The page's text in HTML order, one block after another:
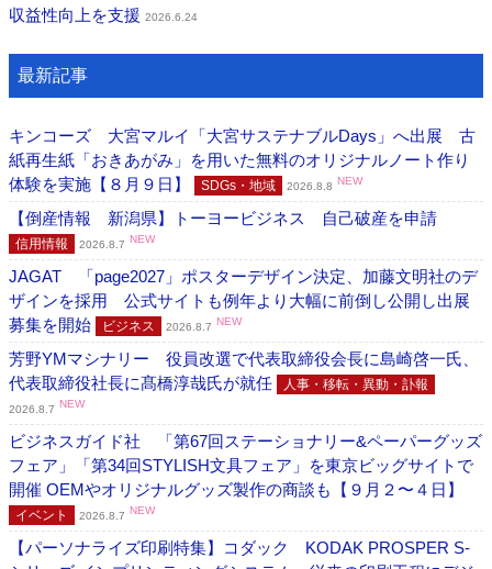
収益性向上を支援 2026.6.24
最新記事
キンコーズ 大宮マルイ「大宮サステナブルDays」へ出展 古
紙再生紙「おきあがみ」を用いた無料のオリジナルノート作り
体験を実施【８月９日】
SDGs・地域 2026.8.8 NEW
【倒産情報 新潟県】トーヨービジネス 自己破産を申請
信用情報 2026.8.7 NEW
JAGAT 「page2027」ポスターデザイン決定、加藤文明社のデ
ザインを採用 公式サイトも例年より大幅に前倒し公開し出展
募集を開始
ビジネス 2026.8.7 NEW
芳野YMマシナリー 役員改選で代表取締役会長に島崎啓一氏、
代表取締役社長に髙橋淳哉氏が就任
人事・移転・異動・訃報
2026.8.7 NEW
ビジネスガイド社 「第67回ステーショナリー&ペーパーグッズ
フェア」「第34回STYLISH文具フェア」を東京ビッグサイトで
開催 OEMやオリジナルグッズ製作の商談も【９月２〜４日】
イベント 2026.8.7 NEW
【パーソナライズ印刷特集】コダック KODAK PROSPER S-